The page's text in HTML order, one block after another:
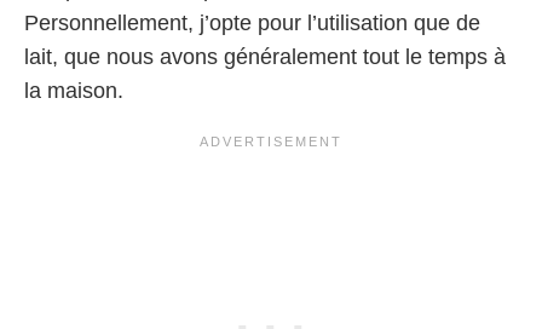
Personnellement, j’opte pour l’utilisation que de
lait, que nous avons généralement tout le temps à
la maison.